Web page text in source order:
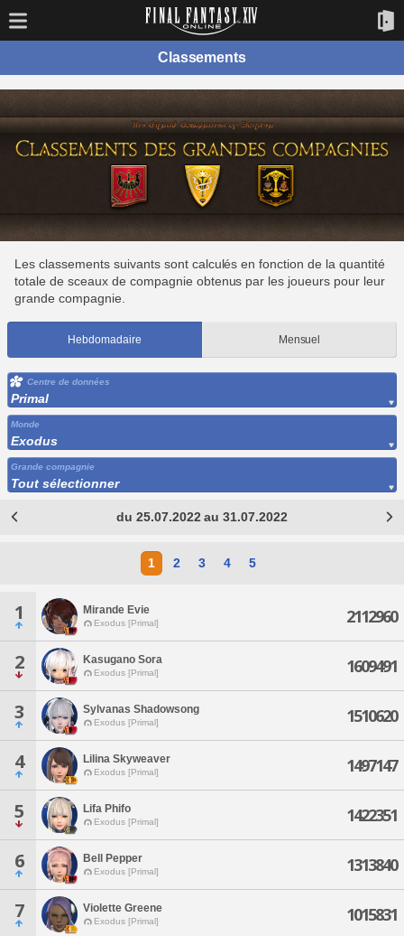
Classements
Les classements suivants sont calculés en fonction de la quantité
totale de sceaux de compagnie obtenus par les joueurs pour leur
grande compagnie.
Hebdomadaire Mensuel
Centre de données
Primal
Monde
Exodus
Grande compagnie
Tout sélectionner
du 25.07.2022 au 31.07.2022
1 2 3 4 5
1 Mirande Evie
Exodus [Primal] 2112960
2 Kasugano Sora
Exodus [Primal] 1609491
3 Sylvanas Shadowsong
Exodus [Primal] 1510620
4 Lilina Skyweaver
Exodus [Primal] 1497147
5 Lifa Phifo
Exodus [Primal] 1422351
6 Bell Pepper
Exodus [Primal] 1313840
7 Violette Greene
Exodus [Primal] 1015831